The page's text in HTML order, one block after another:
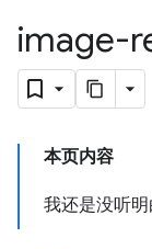
image-
本页内容
我还是没听